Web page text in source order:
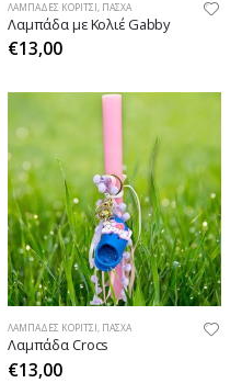
ΛΑΜΠΆΔΕΣ ΚΟΡΊΤΣΙ, ΠΆΣΧΑ
Λαμπάδα με Κολιέ Gabby
€13,00
ΛΑΜΠΆΔΕΣ ΚΟΡΊΤΣΙ, ΠΆΣΧΑ
Λαμπάδα Crocs
€13,00